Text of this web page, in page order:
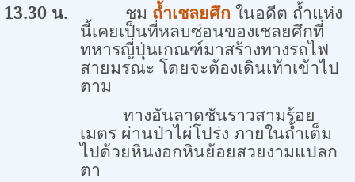
13.30น. ชม ถ้ำเชลยศึกในอดีต ถ้ำแห่ง
นี้เคยเป็นที่หลบซ่อนของเชลยศึกที่
ทหารญี่ปุ่นเกณฑ์มาสร้างทางรถไฟ
สายมรณะ โดยจะต้องเดินเท้าเข้าไป
ตาม
ทางอันลาดชันราวสามร้อย
เมตร ผ่านป่าไผ่โปร่ง ภายในถ้ำเต็ม
ไปด้วยหินงอกหินย้อยสวยงามแปลก
ตา